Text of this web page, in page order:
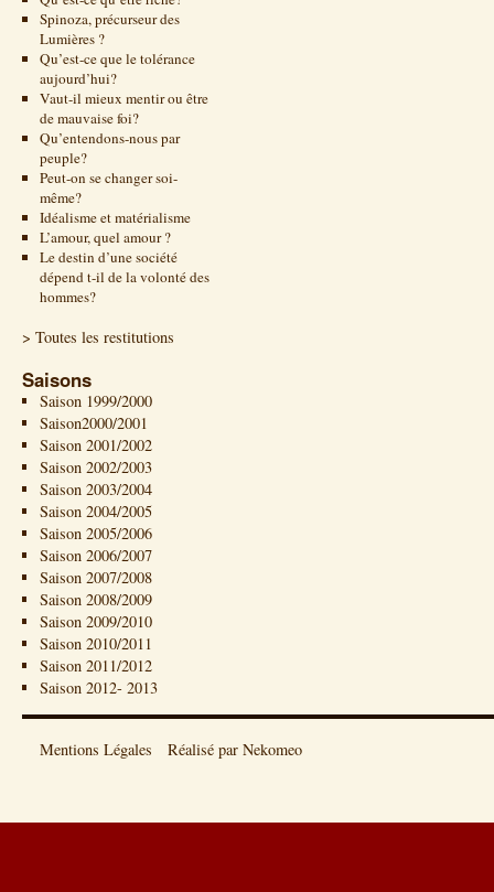
Spinoza, précurseur des
Lumières ?
Qu’est-ce que le tolérance
aujourd’hui?
Vaut-il mieux mentir ou être
de mauvaise foi?
Qu’entendons-nous par
peuple?
Peut-on se changer soi-
même?
Idéalisme et matérialisme
L’amour, quel amour ?
Le destin d’une société
dépend t-il de la volonté des
hommes?
> Toutes les restitutions
Saisons
Saison 1999/2000
Saison2000/2001
Saison 2001/2002
Saison 2002/2003
Saison 2003/2004
Saison 2004/2005
Saison 2005/2006
Saison 2006/2007
Saison 2007/2008
Saison 2008/2009
Saison 2009/2010
Saison 2010/2011
Saison 2011/2012
Saison 2012- 2013
Mentions Légales Réalisé par Nekomeo